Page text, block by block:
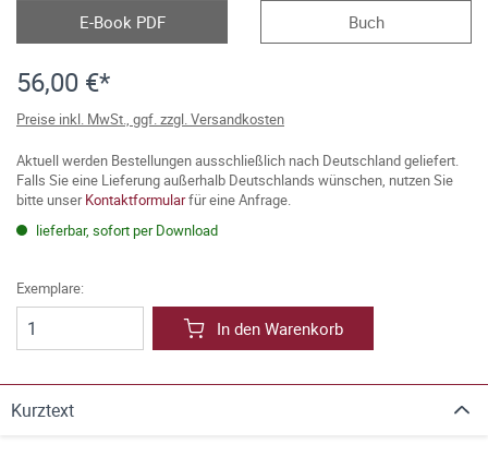
E-Book PDF Buch
56,00 €*
Preise inkl. MwSt., ggf. zzgl. Versandkosten
Aktuell werden Bestellungen ausschließlich nach Deutschland geliefert.
Falls Sie eine Lieferung außerhalb Deutschlands wünschen, nutzen Sie
bitte unserKontaktformularfür eine Anfrage.
lieferbar, sofort per Download
Exemplare:
In den Warenkorb
Kurztext